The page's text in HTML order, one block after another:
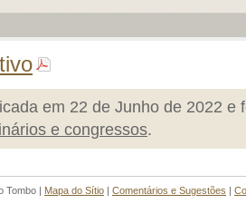
em 22 de Junho de 2022 e
e congressos.
Tombo | Mapa do Sítio | Comentários e Sugestões |